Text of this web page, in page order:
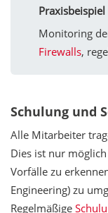
Praxisbeispiel
Monitoring
Firewalls,
Schulung und
Alle Mitarbeiter
Dies ist nur
Vorfälle zu
Engineering) zu
Regelmäßige